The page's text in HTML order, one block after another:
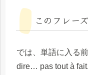
このフレー
では、単語に入る
dire… pas tout à